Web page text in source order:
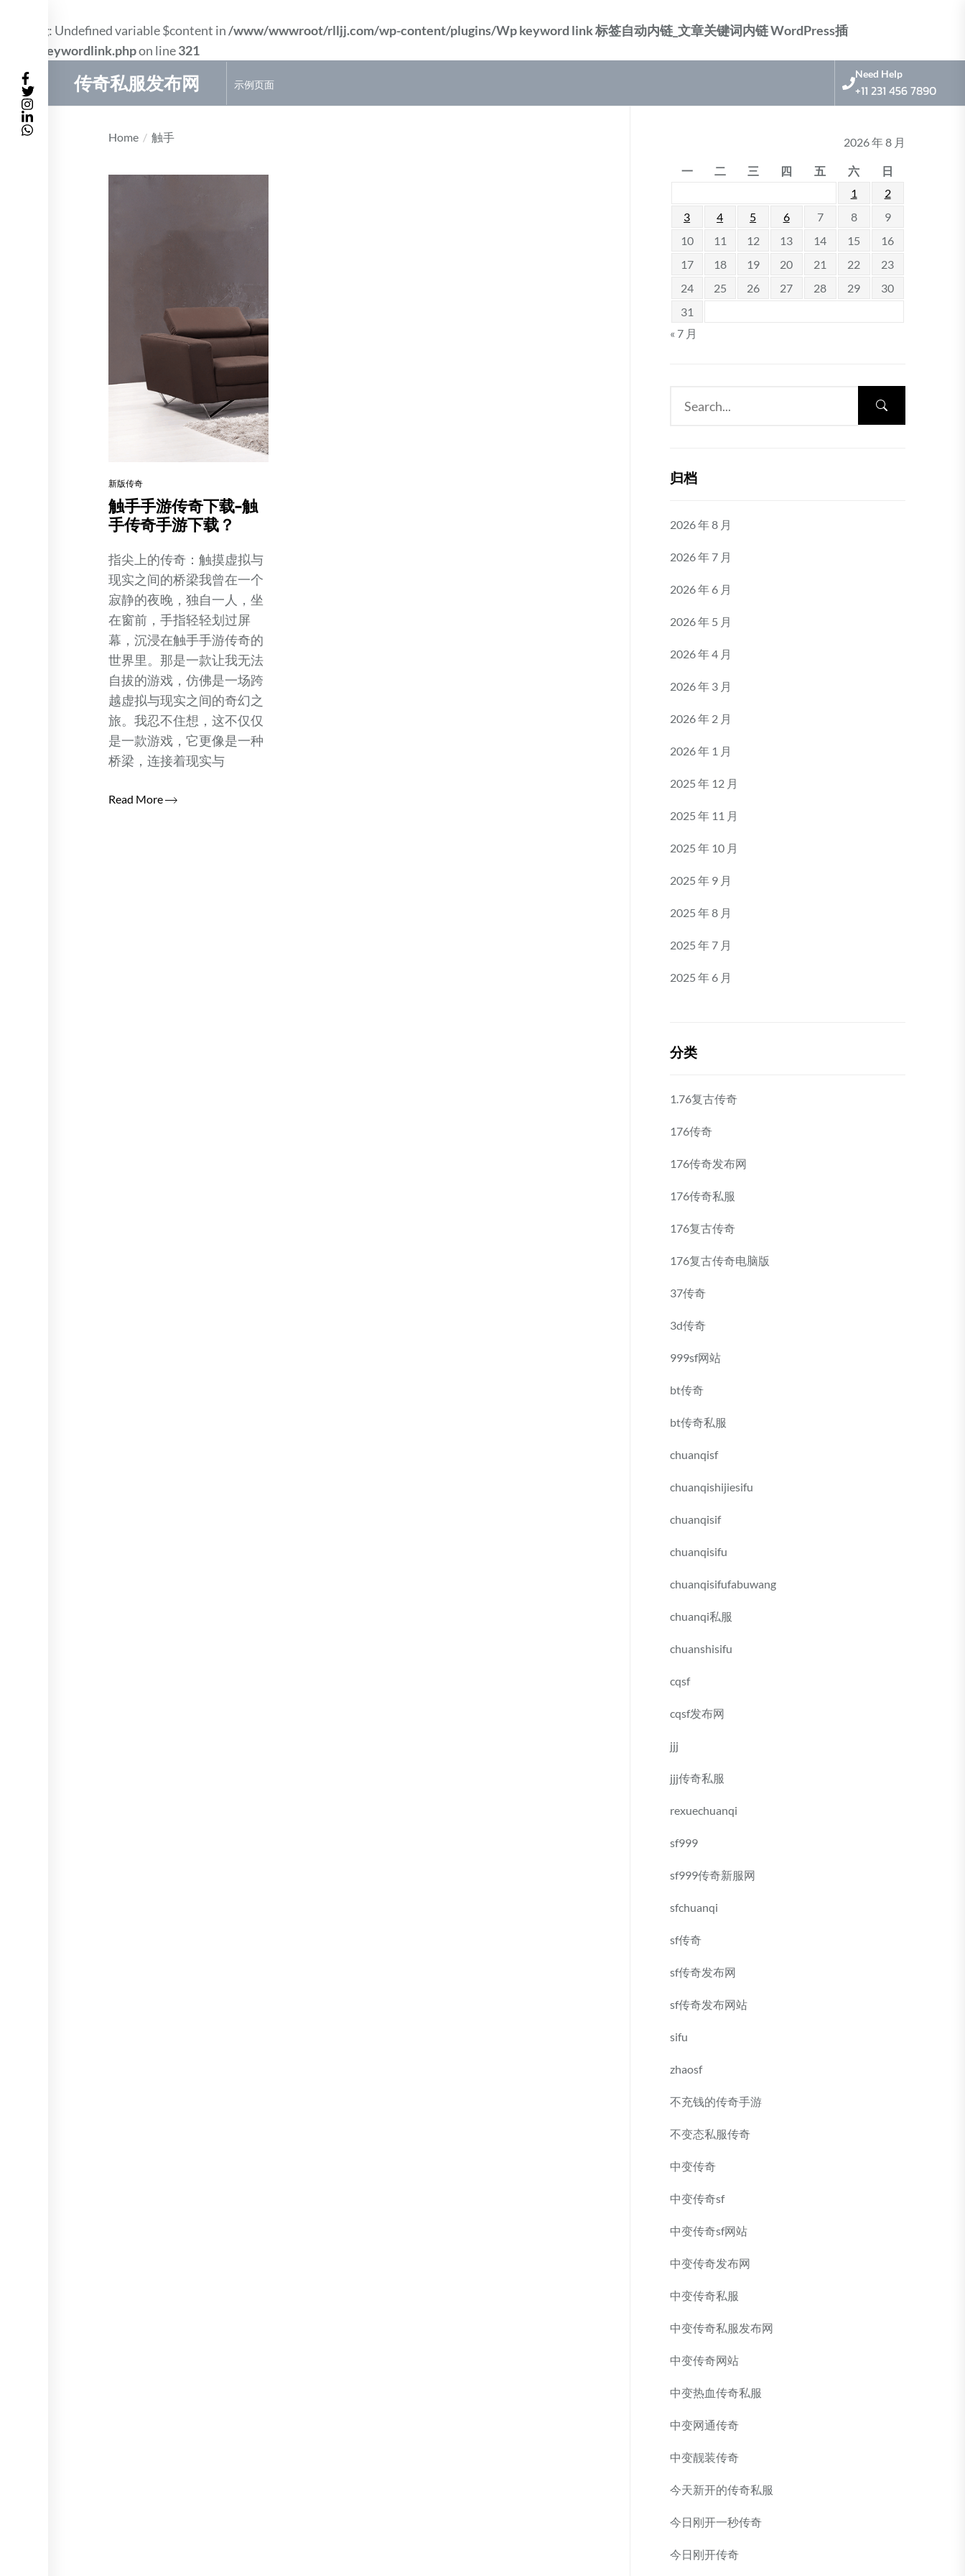
Warning: Undefined variable $content in/www/wwwroot/rlljj.com/wp-content/plugins/Wp keyword link 标签自动内链_文章关键词内链 WordPress插
件/wp_keywordlink.phpon line321
content
传奇私服发布网 示例页面
Need Help
+11 231 456 7890
Home 触手
新版传奇
触手手游传奇下载-触
手传奇手游下载？
指尖上的传奇：触摸虚拟与
现实之间的桥梁我曾在一个
寂静的夜晚，独自一人，坐
在窗前，手指轻轻划过屏
幕，沉浸在触手手游传奇的
世界里。那是一款让我无法
自拔的游戏，仿佛是一场跨
越虚拟与现实之间的奇幻之
旅。我忍不住想，这不仅仅
是一款游戏，它更像是一种
桥梁，连接着现实与
Read More
2026 年 8 月
一 二 三 四 五 六
日
1
2
3
4 5 6 7 8
9
10
11 12 13 14 15
16
17
18 19 20 21 22
23
24
25 26 27 28 29
30
31
« 7 月
归档
2026 年 8 月
2026 年 7 月
2026 年 6 月
2026 年 5 月
2026 年 4 月
2026 年 3 月
2026 年 2 月
2026 年 1 月
2025 年 12 月
2025 年 11 月
2025 年 10 月
2025 年 9 月
2025 年 8 月
2025 年 7 月
2025 年 6 月
分类
1.76复古传奇
176传奇
176传奇发布网
176传奇私服
176复古传奇
176复古传奇电脑版
37传奇
3d传奇
999sf网站
bt传奇
bt传奇私服
chuanqisf
chuanqishijiesifu
chuanqisif
chuanqisifu
chuanqisifufabuwang
chuanqi私服
chuanshisifu
cqsf
cqsf发布网
jjj
jjj传奇私服
rexuechuanqi
sf999
sf999传奇新服网
sfchuanqi
sf传奇
sf传奇发布网
sf传奇发布网站
sifu
zhaosf
不充钱的传奇手游
不变态私服传奇
中变传奇
中变传奇sf
中变传奇sf网站
中变传奇发布网
中变传奇私服
中变传奇私服发布网
中变传奇网站
中变热血传奇私服
中变网通传奇
中变靓装传奇
今天新开的传奇私服
今日刚开一秒传奇
今日刚开传奇